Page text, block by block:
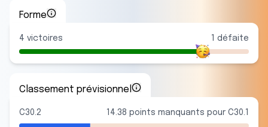
Forme
4 victoires défaite
Classement prévisionnel
C30.2 14.38 points manquants pour C30.1